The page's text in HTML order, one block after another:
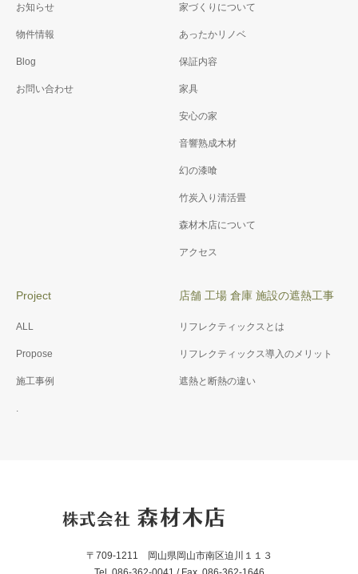
お知らせ
物件情報
Blog
お問い合わせ
家づくりについて
あったかリノベ
保証内容
家具
安心の家
音響熟成木材
幻の漆喰
竹炭入り清活畳
森材木店について
アクセス
Project
ALL
Propose
施工事例
.
店舗 工場 倉庫 施設の遮熱工事
リフレクティックスとは
リフレクティックス導入のメリット
遮熱と断熱の違い
〒709-1211 岡山県岡山市南区迫川１１３